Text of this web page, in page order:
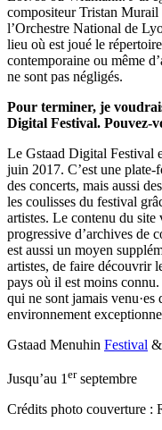
compositeur Tristan Murail
l’Orchestre National de
lieu où est joué le
contemporaine ou même
ne sont pas négligés.
Pour terminer, je
Digital Festival. Pouvez-
Le Gstaad Digital Festival
juin 2017. C’est une
des concerts, mais aussi des
les coulisses du festival
artistes. Le contenu du site
progressive d’archives de
est aussi un moyen
artistes, de faire découvrir
pays où il est moins
qui ne sont jamais
environnement
Gstaad Menuhin Festival
Jusqu’au 1 erseptembre
Crédits photo couverture :